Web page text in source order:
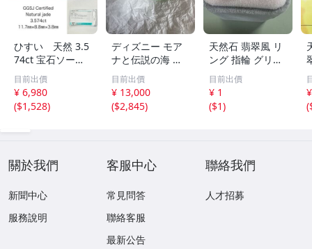
ひすい 天然 3.5
74ct 宝石ソーテ
ィング付き 11.7
㎜×8.8㎜×3.8㎜
ルース（ 裸石 ）
Y10181SA
目前出價
¥ 6,980
($1,528)
ディズニー モア
ナと伝説の海 テ
フィティの心 新
品 未開封
目前出價
¥ 13,000
($2,845)
天然石 翡翠風 リ
ング 指輪 グリー
ン系 ヴィンテー
ジアクセサリー
目前出價
¥ 1
($1)
-
(
關於我們
新聞中心
服務說明
客服中心
常見問答
聯絡客服
最新公告
聯絡我們
人才招募